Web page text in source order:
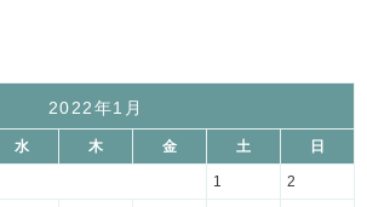
2022年1月
水 木 金 土 日
1 2